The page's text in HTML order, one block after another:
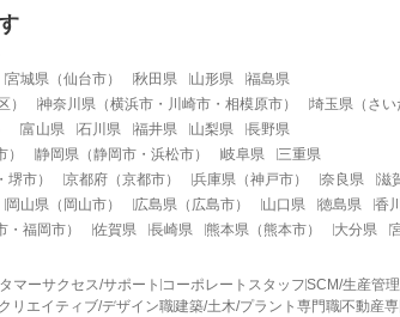
宮城県 （仙台市） 秋田県 山形県 福島県
） 神奈川県 （横浜市 ・ 川崎市 ・ 相模原市） 埼玉県 （ さい
富山県 石川県 福井県 山梨県 長野県
） 静岡県 （静岡市 ・ 浜松市） 岐阜県 三重県
・ 堺市） 京都府 （京都市） 兵庫県 （神戸市） 奈良県 滋
岡山県 （ 岡山市） 広島県 （ 広島市） 山口県 徳島県 香
・ 福岡市） 佐賀県 長崎県 熊本県 （熊本市） 大分県
マーサクセス/サポート コーポレートスタッフSCM/生産管
クリエイティブ/デザイン職建築/土木/プラント専門職不動産